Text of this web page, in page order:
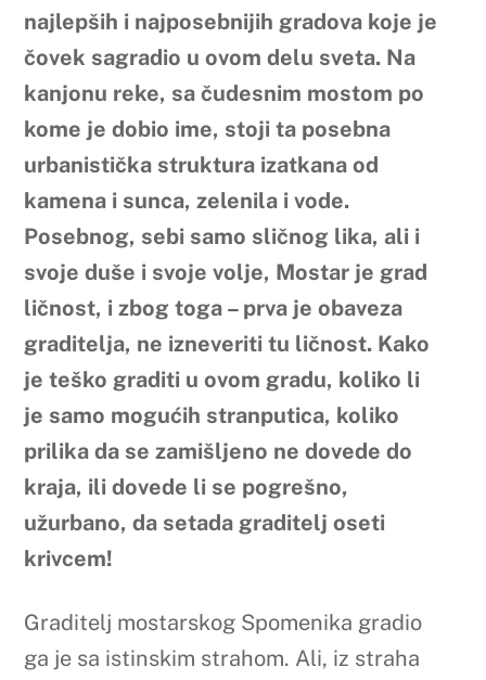
najlepših i najposebnijih gradova koje je
čovek sagradio u ovom delu sveta. Na
kanjonu reke, sa čudesnim mostom po
kome je dobio ime, stoji ta posebna
urbanistička struktura izatkana od
kamena i sunca, zelenila i vode.
Posebnog, sebi samo sličnog lika, ali i
svoje duše i svoje volje, Mostar je grad
ličnost, i zbog toga – prva je obaveza
graditelja, ne izneveriti tu ličnost. Kako
je teško graditi u ovom gradu, koliko li
je samo mogućih stranputica, koliko
prilika da se zamišljeno ne dovede do
kraja, ili dovede li se pogrešno,
užurbano, da setada graditelj oseti
krivcem!
Graditelj mostarskog Spomenika gradio
ga je sa istinskim strahom. Ali, iz straha